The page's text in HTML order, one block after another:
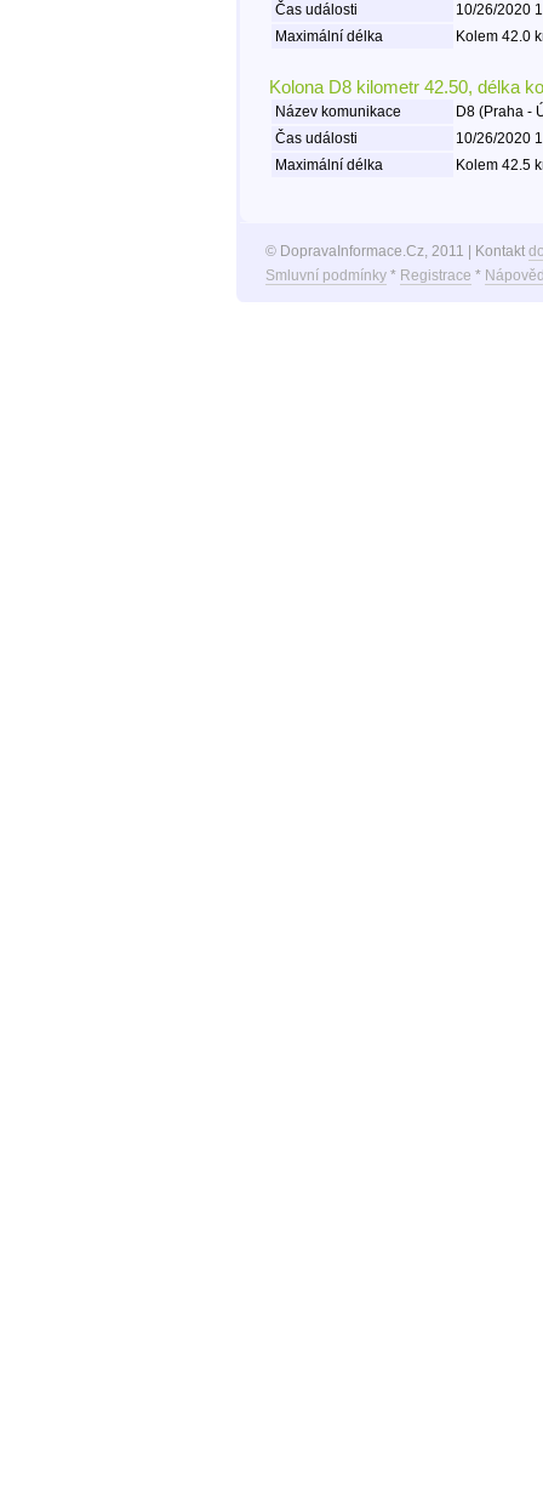
Čas události
10/26/2020
Maximální délka
Kolem 42.0
Kolona D8 kilometr 42.50, délka
Název komunikace
D8 (Praha -
Čas události
10/26/2020
Maximální délka
Kolem 42.5
© DopravaInformace.Cz, 2011 | Kontakt
Smluvní podmínky* Registrace *